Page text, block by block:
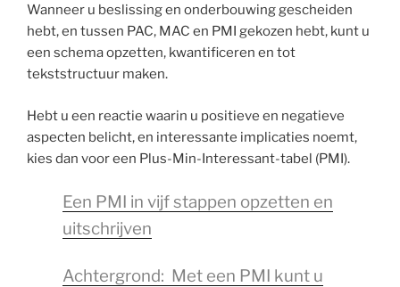
Wanneer u beslissing en onderbouwing gescheiden
hebt, en tussen PAC, MAC en PMI gekozen hebt, kunt u
een schema opzetten, kwantificeren en tot
tekststructuur maken.
Hebt u een reactie waarin u positieve en negatieve
aspecten belicht, en interessante implicaties noemt,
kies dan voor een Plus-Min-Interessant-tabel (PMI).
Een PMI in vijf stappen opzetten en
uitschrijven
Achtergrond: Met een PMI kunt u